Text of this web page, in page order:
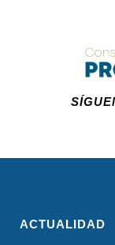
ACTUALIDAD